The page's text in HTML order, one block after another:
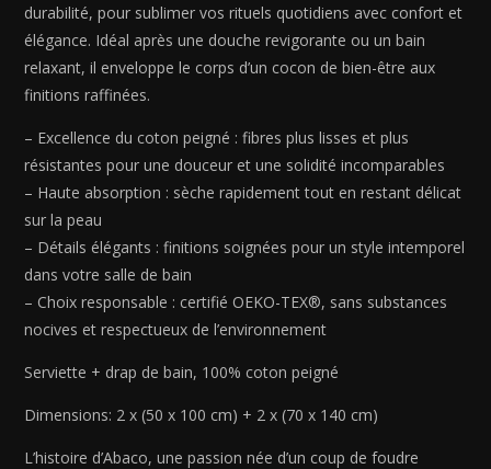
bouteille
-
2
100
cm)
+
2
x
(70
140
cm)
durabilité, pour sublimer vos rituels quotidiens avec confort et
élégance. Idéal après une douche revigorante ou un bain
relaxant, il enveloppe le corps d’un cocon de bien-être aux
finitions raffinées.
– Excellence du coton peigné : fibres plus lisses et plus
résistantes pour une douceur et une solidité incomparables
– Haute absorption : sèche rapidement tout en restant délicat
sur la peau
– Détails élégants : finitions soignées pour un style intemporel
dans votre salle de bain
– Choix responsable : certifié OEKO-TEX®, sans substances
nocives et respectueux de l’environnement
Serviette + drap de bain, 100% coton peigné
Dimensions: 2 x (50 x 100 cm) + 2 x (70 x 140 cm)
L’histoire d’Abaco, une passion née d’un coup de foudre